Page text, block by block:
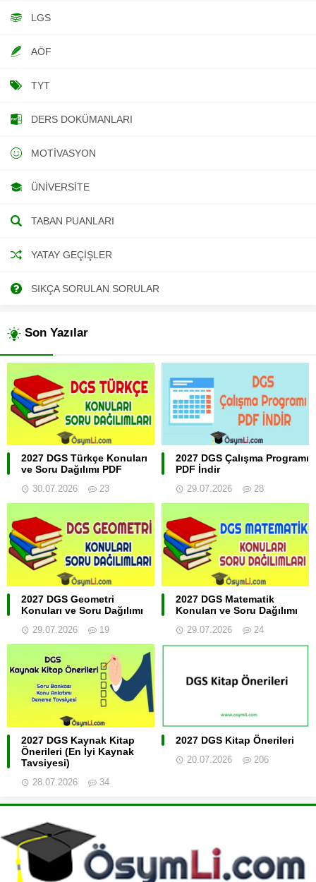
LGS
AÖF
TYT
DERS DOKÜMANLARI
MOTIVASYON
ÜNIVERSITE
TABAN PUANLARI
YATAY GEÇIŞLER
SIKÇA SORULAN SORULAR
Son Yazılar
2027 DGS Türkçe Konuları
ve Soru Dağılımı PDF
30.07.2026 23
2027 DGS Çalışma Programı
PDF İndir
29.07.2026 28
2027 DGS Geometri
Konuları ve Soru Dağılımı
29.07.2026 19
2027 DGS Matematik
Konuları ve Soru Dağılımı
29.07.2026 24
2027 DGS Kaynak Kitap
Önerileri (En İyi Kaynak
Tavsiyesi)
28.07.2026 34
2027 DGS Kitap Önerileri
20.07.2026 206